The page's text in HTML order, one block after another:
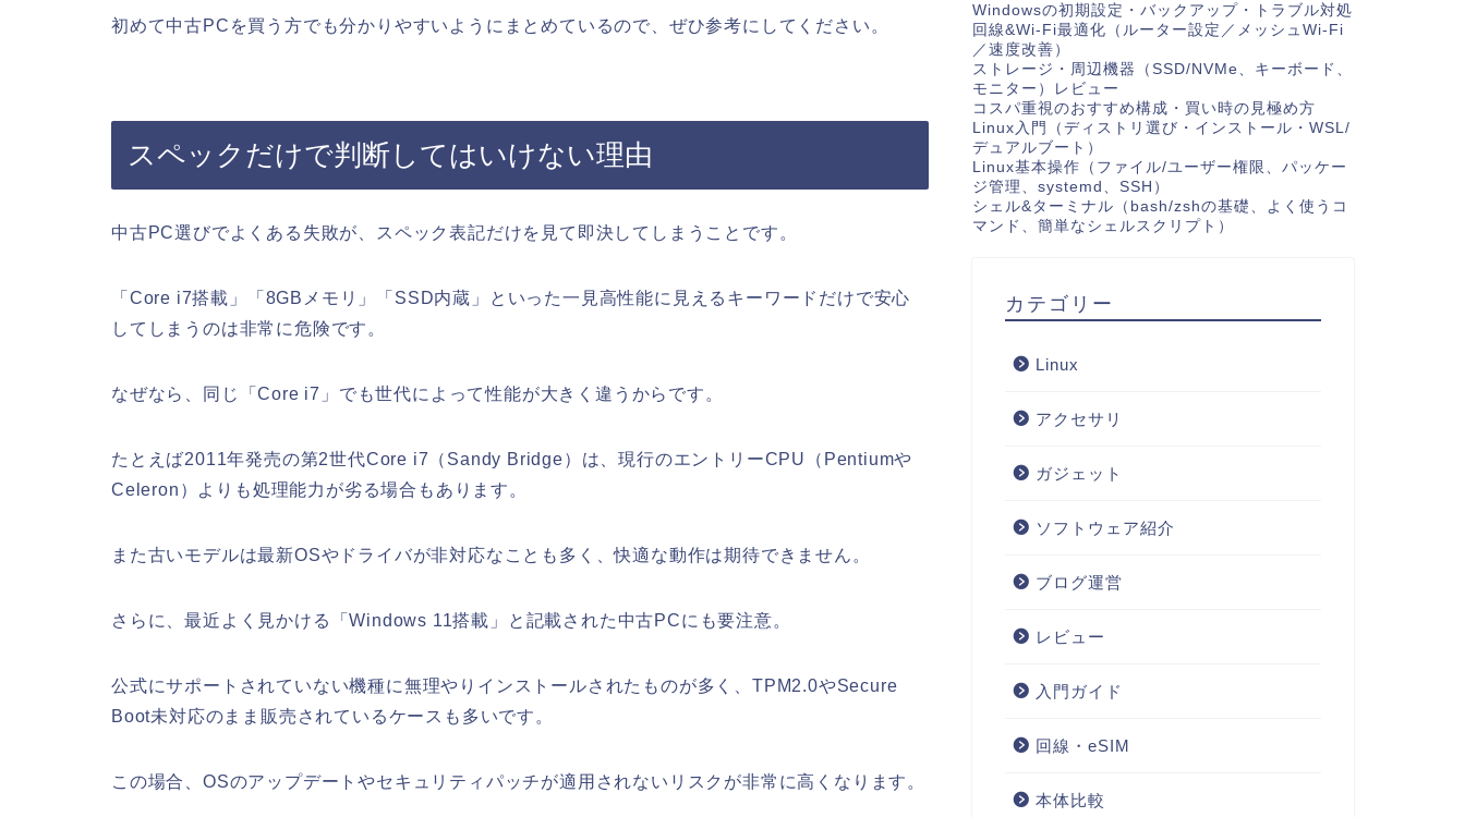
初めて中古PCを買う方でも分かりやすいようにまとめているので、ぜひ参考にしてください。
スペックだけで判断してはいけない理由
中古PC選びでよくある失敗が、スペック表記だけを見て即決してしまうことです。
「Core i7搭載」「8GBメモリ」「SSD内蔵」といった一見高性能に見えるキーワードだけで安心
してしまうのは非常に危険です。
なぜなら、同じ「Core i7」でも世代によって性能が大きく違うからです。
たとえば2011年発売の第2世代Core i7（Sandy Bridge）は、現行のエントリーCPU（Pentiumや
Celeron）よりも処理能力が劣る場合もあります。
また古いモデルは最新OSやドライバが非対応なことも多く、快適な動作は期待できません。
さらに、最近よく見かける「Windows 11搭載」と記載された中古PCにも要注意。
公式にサポートされていない機種に無理やりインストールされたものが多く、TPM2.0やSecure
Boot未対応のまま販売されているケースも多いです。
この場合、OSのアップデートやセキュリティパッチが適用されないリスクが非常に高くなります。
Windowsの初期設定・バックアップ・トラブル対処
回線&Wi-Fi最適化（ルーター設定／メッシュWi-Fi
／速度改善）
ストレージ・周辺機器（SSD/NVMe、キーボード、
モニター）レビュー
コスパ重視のおすすめ構成・買い時の見極め方
Linux入門（ディストリ選び・インストール・WSL/
デュアルブート）
Linux基本操作（ファイル/ユーザー権限、パッケー
ジ管理、systemd、SSH）
シェル&ターミナル（bash/zshの基礎、よく使うコ
マンド、簡単なシェルスクリプト）
カテゴリー
Linux
アクセサリ
ガジェット
ソフトウェア紹介
ブログ運営
レビュー
入門ガイド
回線・eSIM
本体比較